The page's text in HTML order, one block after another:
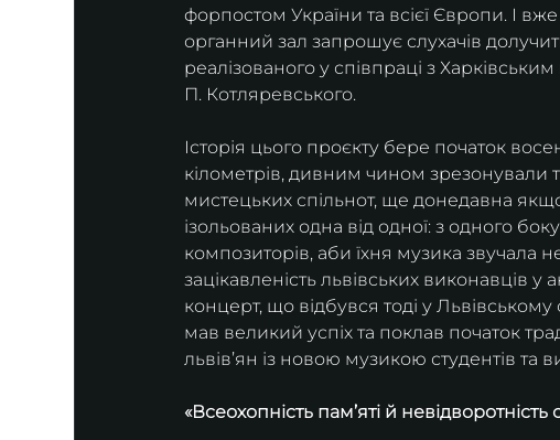
форпостом України та всієї Європи. І
органний зал запрошує слухачів
реалізованого у співпраці з
П. Котляревського.
Історія цього проєкту бере початок
кілометрів, дивним чином зрезонували
мистецьких спільнот, ще донедавна
ізольованих одна від одної: з одного
композиторів, аби їхня музика звучала
зацікавленість львівських виконавців у
концерт, що відбувся тоді у
мав великий успіх та поклав початок
львів’ян із новою музикою студентів та
«Всеохопність пам’яті й невідворотність